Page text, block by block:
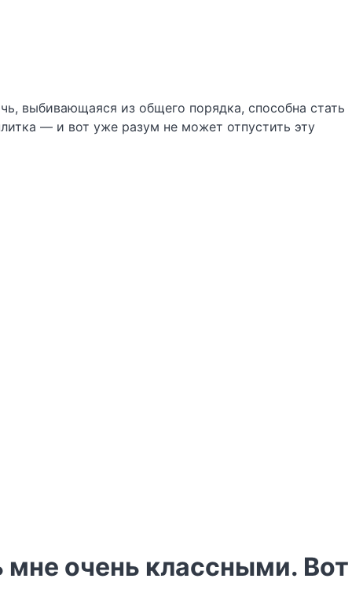
выбивающаяся из общего порядка, способна стать
— и вот уже разум не может отпустить эту
очень классными. Вот